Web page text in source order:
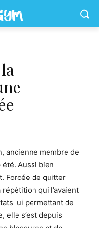
ancienne membre de
été. Aussi bien
Forcée de quitter
répétition qui l’avaient
lui permettant de
elle s’est depuis